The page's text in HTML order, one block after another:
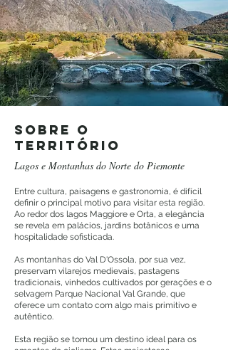
sobre o
território
Lagos e Montanhas do Norte do Piemonte
Entre cultura, paisagens e gastronomia, é difícil
definir o principal motivo para visitar esta região.
Ao redor dos lagos Maggiore e Orta, a elegância
se revela em palácios, jardins botânicos e uma
hospitalidade sofisticada.
As montanhas do Val D'Ossola, por sua vez,
preservam vilarejos medievais, pastagens
tradicionais, vinhedos cultivados por gerações e o
selvagem Parque Nacional Val Grande, que
oferece um contato com algo mais primitivo e
autêntico.
Esta região se tornou um destino ideal para os